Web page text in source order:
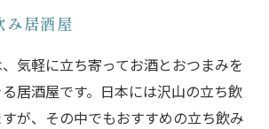
み居酒屋
気軽に立ち寄ってお酒とおつまみを
居酒屋です。日本には沢山の立ち飲
が、その中でもおすすめの立ち飲み